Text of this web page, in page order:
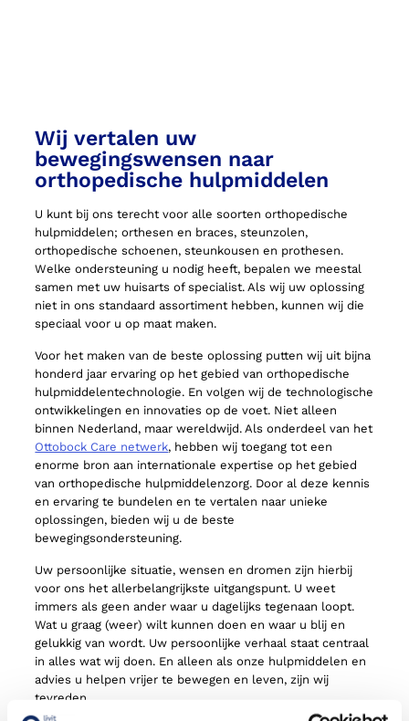
Wij vertalen uw
bewegingswensen naar
orthopedische hulpmiddelen
U kunt bij ons terecht voor alle soorten orthopedische
hulpmiddelen; orthesen en braces, steunzolen,
orthopedische schoenen, steunkousen en prothesen.
Welke ondersteuning u nodig heeft, bepalen we meestal
samen met uw huisarts of specialist. Als wij uw oplossing
niet in ons standaard assortiment hebben, kunnen wij die
speciaal voor u op maat maken.
Voor het maken van de beste oplossing putten wij uit bijna
honderd jaar ervaring op het gebied van orthopedische
hulpmiddelentechnologie. En volgen wij de technologische
ontwikkelingen en innovaties op de voet. Niet alleen
binnen Nederland, maar wereldwijd. Als onderdeel van het
Ottobock Care netwerk, hebben wij toegang tot een
enorme bron aan internationale expertise op het gebied
van orthopedische hulpmiddelenzorg. Door al deze kennis
en ervaring te bundelen en te vertalen naar unieke
oplossingen, bieden wij u de beste
bewegingsondersteuning.
Uw persoonlijke situatie, wensen en dromen zijn hierbij
voor ons het allerbelangrijkste uitgangspunt. U weet
immers als geen ander waar u dagelijks tegenaan loopt.
Wat u graag (weer) wilt kunnen doen en waar u blij en
gelukkig van wordt. Uw persoonlijke verhaal staat centraal
in alles wat wij doen. En alleen als onze hulpmiddelen en
advies u helpen vrijer te bewegen en leven, zijn wij
tevreden.